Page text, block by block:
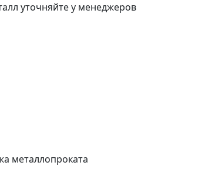
уточняйте у менеджеров
металлопроката